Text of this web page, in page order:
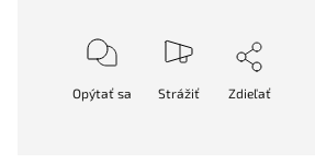
Opýtať sa Strážiť Zdieľať